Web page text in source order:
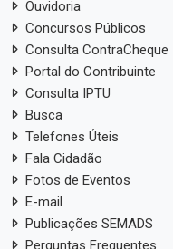
Ouvidoria
Concursos Públicos
Consulta ContraCheque
Portal do Contribuinte
Consulta IPTU
Busca
Telefones Úteis
Fala Cidadão
Fotos de Eventos
E-mail
Publicações SEMADS
Perguntas Frequentes